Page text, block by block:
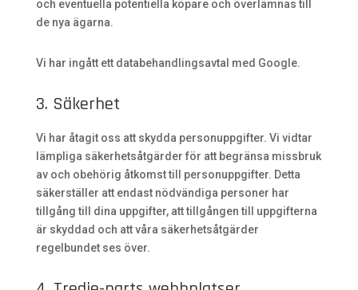
och eventuella potentiella köpare och överlämnas till
de nya ägarna.
Vi har ingått ett databehandlingsavtal med Google.
3. Säkerhet
Vi har åtagit oss att skydda personuppgifter. Vi vidtar
lämpliga säkerhetsåtgärder för att begränsa missbruk
av och obehörig åtkomst till personuppgifter. Detta
säkerställer att endast nödvändiga personer har
tillgång till dina uppgifter, att tillgången till uppgifterna
är skyddad och att våra säkerhetsåtgärder
regelbundet ses över.